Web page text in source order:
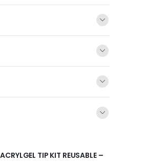
TIP KIT REUSABLE –